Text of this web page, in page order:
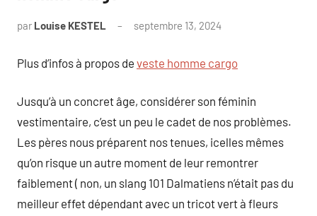
par Louise KESTEL septembre 13, 2024
Plus d’infos à propos de veste homme cargo
Jusqu’à un concret âge, considérer son féminin
vestimentaire, c’est un peu le cadet de nos problèmes.
Les pères nous préparent nos tenues, icelles mêmes
qu’on risque un autre moment de leur remontrer
faiblement ( non, un slang 101 Dalmatiens n’était pas du
meilleur effet dépendant avec un tricot vert à fleurs